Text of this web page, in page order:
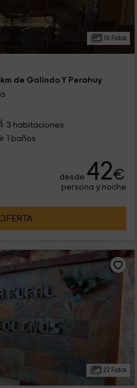
16 Fotos
de Galindo Y Perahuy
3 habitaciones
1 baños
desde 42€
persona y noche
22 Fotos